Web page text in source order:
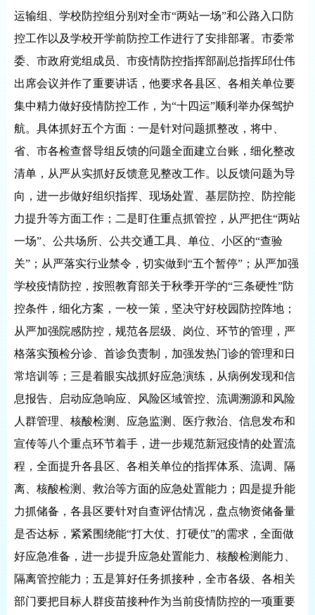
运输组、学校防控组分别对全市“两站一场”和公路入口防
控工作以及学校开学前防控工作进行了安排部署。市委常
委、市政府党组成员、市疫情防控指挥部副总指挥邱仕伟
出席会议并作了重要讲话，他要求各县区、各相关单位要
集中精力做好疫情防控工作，为“十四运”顺利举办保驾护
航。具体抓好五个方面：一是针对问题抓整改，将中、
省、市各检查督导组反馈的问题全面建立台账，细化整改
清单，从严从实抓好反馈意见整改工作。以反馈问题为导
向，进一步做好组织指挥、现场处置、基层防控、防控能
力提升等方面工作；二是盯住重点抓管控，从严把住“两站
一场”、公共场所、公共交通工具、单位、小区的“查验
关”；从严落实行业禁令，切实做到“五个暂停”；从严加强
学校疫情防控，按照教育部关于秋季开学的“三条硬性”防
控条件，细化方案，一校一策，坚决守好校园防控阵地；
从严加强院感防控，规范各层级、岗位、环节的管理，严
格落实预检分诊、首诊负责制，加强发热门诊的管理和日
常培训等；三是着眼实战抓好应急演练，从病例发现和信
息报告、启动应急响应、风险区域管控、流调溯源和风险
人群管理、核酸检测、应急监测、医疗救治、信息发布和
宣传等八个重点环节着手，进一步规范新冠疫情的处置流
程，全面提升各县区、各相关单位的指挥体系、流调、隔
离、核酸检测、救治等方面的应急处置能力；四是提升能
力抓储备，各县区要针对自查评估情况，盘点物资储备量
是否达标，紧紧围绕能“打大仗、打硬仗”的需求，全面做
好应急准备，进一步提升应急处置能力、核酸检测能力、
隔离管控能力；五是算好任务抓接种，全市各级、各相关
部门要把目标人群疫苗接种作为当前疫情防控的一项重要